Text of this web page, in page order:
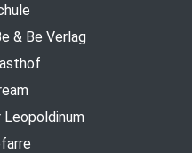
& Be Verlag